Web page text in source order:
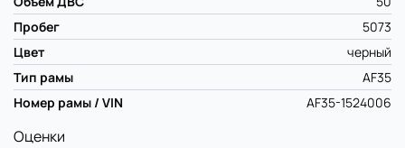
Пробег
5073
Цвет
черный
Тип рамы
AF35
Номер рамы / VIN
AF35-1524006
Оценки